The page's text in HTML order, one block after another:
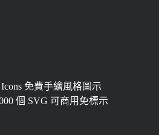
免費手繪風格圖示
個 SVG 可商用免標示